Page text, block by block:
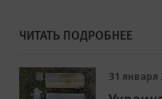
ЧИТАТЬ ПОДРОБНЕЕ
31 января